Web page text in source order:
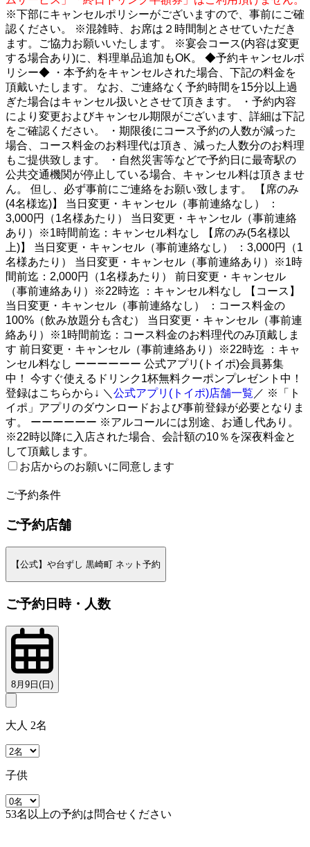
※下部にキャンセルポリシーがございますので、事前にご確
認ください。 ※混雑時、お席は２時間制とさせていただき
ます。ご協力お願いいたします。 ※宴会コース(内容は変更
する場合あり)に、料理単品追加もOK。 ◆予約キャンセルポ
リシー◆ ・本予約をキャンセルされた場合、下記の料金を
頂戴いたします。 なお、ご連絡なく予約時間を15分以上過
ぎた場合はキャンセル扱いとさせて頂きます。 ・予約内容
により変更およびキャンセル期限がございます、詳細は下記
をご確認ください。 ・期限後にコース予約の人数が減った
場合、コース料金のお料理代は頂き、減った人数分のお料理
もご提供致します。 ・自然災害等などで予約日に最寄駅の
公共交通機関が停止している場合、キャンセル料は頂きませ
ん。 但し、必ず事前にご連絡をお願い致します。 【席のみ
(4名様迄)】 当日変更・キャンセル（事前連絡なし） ：
3,000円（1名様あたり） 当日変更・キャンセル（事前連絡
あり）※1時間前迄：キャンセル料なし 【席のみ(5名様以
上)】 当日変更・キャンセル（事前連絡なし） ：3,000円（1
名様あたり） 当日変更・キャンセル（事前連絡あり）※1時
間前迄：2,000円（1名様あたり） 前日変更・キャンセル
（事前連絡あり）※22時迄 ：キャンセル料なし 【コース】
当日変更・キャンセル（事前連絡なし） ：コース料金の
100%（飲み放題分も含む） 当日変更・キャンセル（事前連
絡あり）※1時間前迄：コース料金のお料理代のみ頂戴しま
す 前日変更・キャンセル（事前連絡あり）※22時迄 ：キャ
ンセル料なし ーーーーーー 公式アプリ(トイポ)会員募集
中！ 今すぐ使えるドリンク1杯無料クーポンプレゼント中！
登録はこちらから↓ ＼ 公式アプリ(トイポ)店舗一覧 ／ ※「ト
イポ」アプリのダウンロードおよび事前登録が必要となりま
す。 ーーーーーー ※アルコールには別途、お通し代あり。
※22時以降に入店された場合、会計額の10％を深夜料金と
して頂戴します。
お店からのお願いに同意します
ご予約条件
ご予約店舗
【公式】や台ずし 黒崎町 ネット予約
ご予約日時・人数
8月9日(日)
大人 2名
子供
53名以上の予約は問合せください